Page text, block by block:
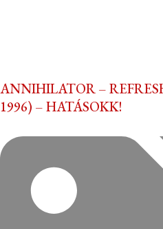
ANNIHILATOR –
1996) – HATÁSOKK!